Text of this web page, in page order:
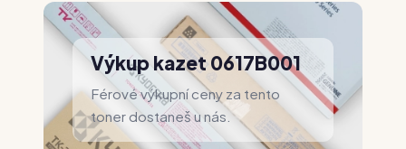
Výkup kazet 0617B001
Férové výkupní ceny za tento
toner dostaneš u nás.